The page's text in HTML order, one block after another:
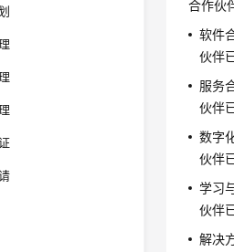
合作伙
软件
伙伴
服务
伙伴
数字
伙伴
学习
伙伴
解决